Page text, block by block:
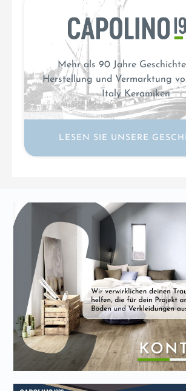
Mehr als 90 Jahre
Herstellung und Vermarktung
Italy Keramiken
LESEN SIE UNSERE